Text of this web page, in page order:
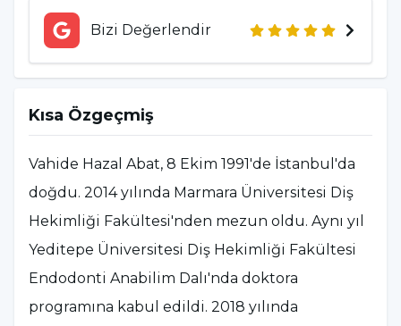
Bizi Değerlendir
Kısa Özgeçmiş
Vahide Hazal Abat, 8 Ekim 1991'de İstanbul'da
doğdu. 2014 yılında Marmara Üniversitesi Diş
Hekimliği Fakültesi'nden mezun oldu. Aynı yıl
Yeditepe Üniversitesi Diş Hekimliği Fakültesi
Endodonti Anabilim Dalı'nda doktora
programına kabul edildi. 2018 yılında